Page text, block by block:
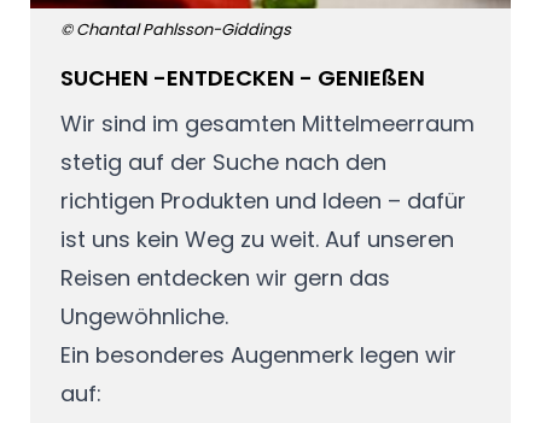
SUCHEN -ENTDECKEN - GENIEßEN
Wir sind im gesamten Mittelmeerraum
stetig auf der Suche nach den
richtigen Produkten und Ideen – dafür
ist uns kein Weg zu weit. Auf unseren
Reisen entdecken wir gern das
Ungewöhnliche.
Ein besonderes Augenmerk legen wir
auf:
© Chantal Pahlsson-Giddings